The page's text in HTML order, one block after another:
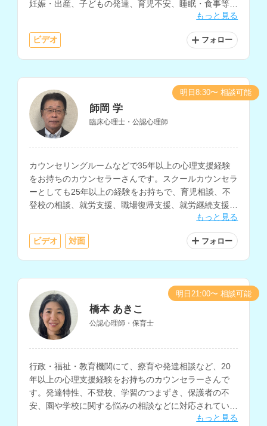
妊娠・出産、子どもの発達、育児不安、睡眠・食事等の
生活習慣に関する相談などに対応されています。もっと見る
ビデオ フォロー
師岡 学
臨床心理士・公認心理師
カウンセリングルームなどで35年以上の心理支援経験
をお持ちのカウンセラーさんです。スクールカウンセラ
ーとしても25年以上の経験をお持ちで、育児相談、不
登校の相談、就労支援、職場復帰支援、就労継続支援な
もっと見る
ビデオ 対面 フォロー
明日8:30〜 相談可能
橋本 あきこ
公認心理師・保育士
行政・福祉・教育機関にて、療育や発達相談など、20
年以上の心理支援経験をお持ちのカウンセラーさんで
す。発達特性、不登校、学習のつまずき、保護者の不
安、園や学校に関する悩みの相談などに対応されていま
もっと見る
明日21:00〜 相談可能